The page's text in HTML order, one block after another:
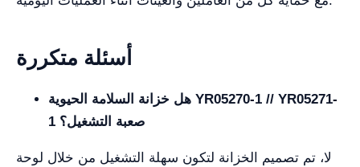
أسئلة متكررة
هل خزانة السلامة الحيوية YR05270-1 // YR05271-
1 صعبة التشغيل؟
لا، تم تصميم الخزانة لتكون سهلة التشغيل من خلال لوحة